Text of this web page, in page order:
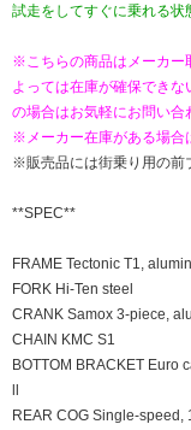
試走をしてすぐに乗れる状
※こちらの商品はメーカー
よっては在庫が確保でき
の場合はお気軽にお問い合
※メーカー在庫がある場合
※販売品には街乗り用の前
**SPEC**
FRAME Tectonic T1,
FORK Hi-Ten steel
CRANK Samox 3-piece,
CHAIN KMC S1
BOTTOM BRACKET Euro
ll
REAR COG Single-speed,